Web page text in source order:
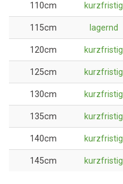
110cm kurzfristig
115cm lagernd
120cm kurzfristig
125cm kurzfristig
130cm kurzfristig
135cm kurzfristig
140cm kurzfristig
145cm kurzfristig